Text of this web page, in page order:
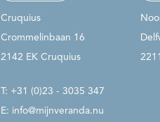
Cruquius
Crommelinbaan 16
2142 EK Cruquius
T: +31 (0)23 - 3035 347
E: info@mijnveranda.nu